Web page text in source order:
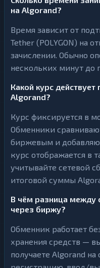
на Algorand?
Время зависит от
Tether (POLYGON) на
зачислении. Обычно
нескольких минут до
Какой курс
Algorand?
Курс фиксируется в
Обменники
биржевым и
курс отображается в
учитывайте сетевой
итоговой суммы
В чём разница между
через биржу?
Обменник работает
хранения средств —
получаете Algorand